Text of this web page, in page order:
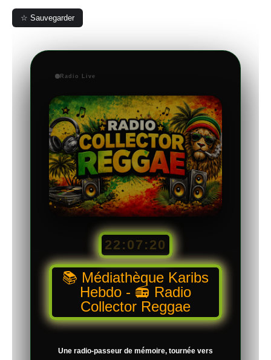
☆ Sauvegarder
Radio Live
22:07:21
📚 Médiathèque Karibs
Hebdo - 📻 Radio
Collector Reggae
Une radio-passeur de mémoire, tournée vers